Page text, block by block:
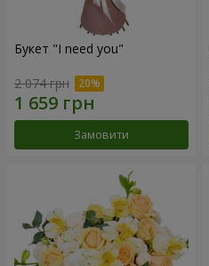
Букет "I need you"
2 074 грн
Замовити